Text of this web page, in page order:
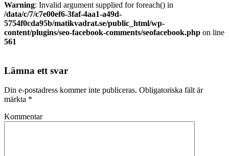
Warning: Invalid argument supplied for foreach() in
/data/c/7/c7e00ef6-3faf-4aa1-a49d-
5754f0cda95b/matikvadrat.se/public_html/wp-
content/plugins/seo-facebook-comments/seofacebook.php on line
561
Lämna ett svar
Din e-postadress kommer inte publiceras. Obligatoriska fält är
märkta *
Kommentar